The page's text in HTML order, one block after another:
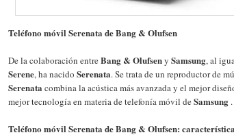
Teléfono móvil Serenata de Bang & Olufsen
De la colaboración entreBang & Olufseny Samsung, al
Serene, ha nacido Serenata. Se trata de un reproductor de
Serenata combina la acústica más avanzada y el mejor
mejor tecnología en materia de telefonía móvil deSamsung .
Teléfono móvil Serenata de Bang & Olufsen: